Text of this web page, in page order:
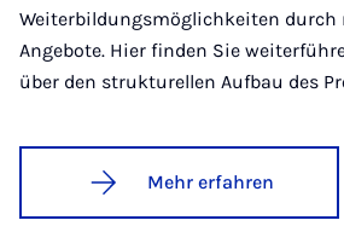
Weiterbildungsmöglichkeiten
Angebote. Hier finden Sie
über den strukturellen Aufbau des
Mehr erfahren